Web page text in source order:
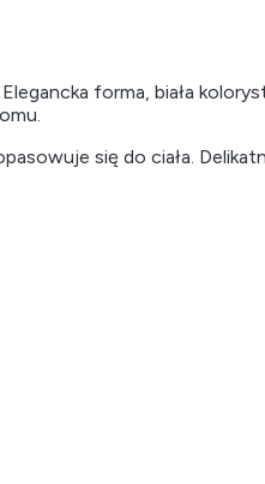
forma, biała
się do ciała.